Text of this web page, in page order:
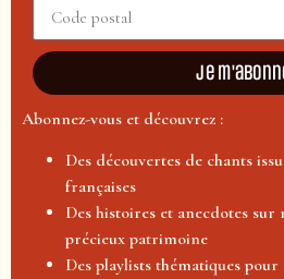
Je
Abonnez-vous et découvrez :
Des découvertes de chants
françaises
Des histoires et anecdotes
précieux patrimoine
Des playlists thématiques